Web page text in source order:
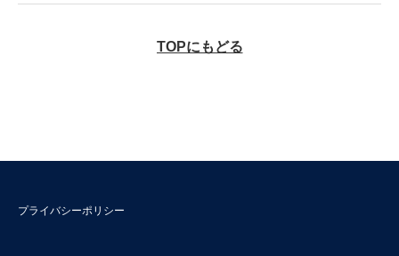
TOPにもどる
プライバシーポリシー